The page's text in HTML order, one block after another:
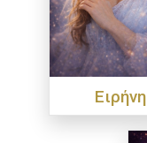
Ειρήνη